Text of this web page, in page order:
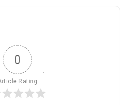
0
Rating